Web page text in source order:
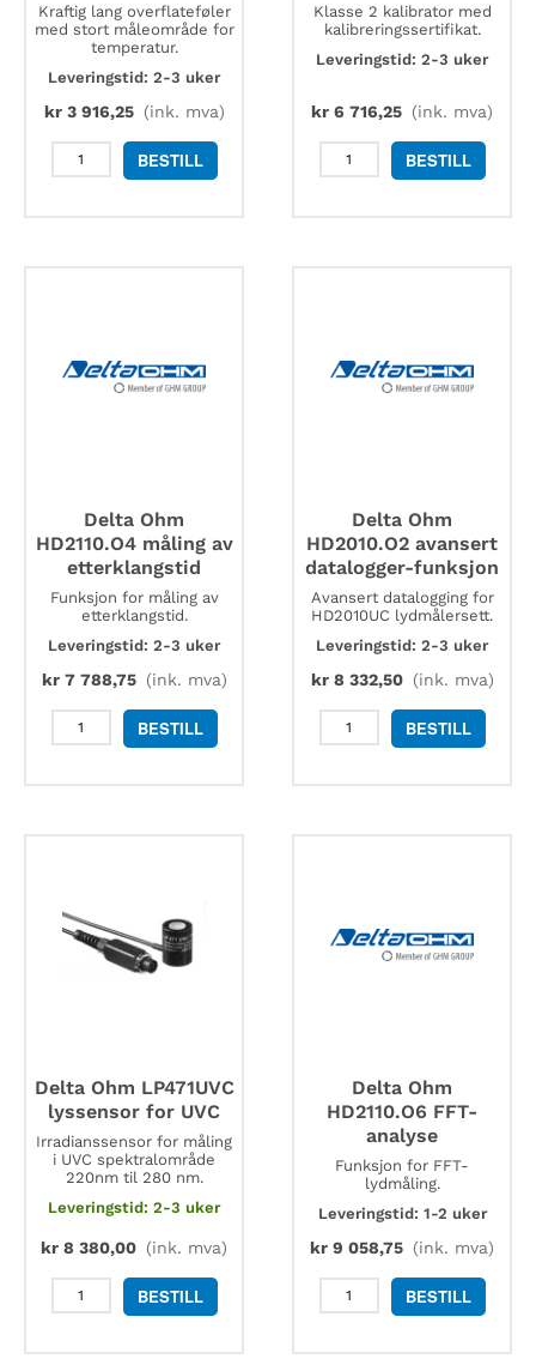
Kraftig lang overflateføler
med stort måleområde for
temperatur.
Leveringstid: 2-3 uker
kr3 916,25 (ink. mva)
Delta
OHM
BESTILL
Klasse 2 kalibrator med
kalibreringssertifikat.
Leveringstid: 2-3 uker
kr 6 716,25 (ink. mva)
Delta
Ohm
BESTILL
Delta Ohm
HD2110.O4 måling av
etterklangstid
Funksjon for måling av
etterklangstid.
Leveringstid: 2-3 uker
kr7 788,75 (ink. mva)
Delta
Ohm
BESTILL
Delta Ohm
HD2010.O2 avansert
datalogger-funksjon
Avansert datalogging for
HD2010UC lydmålersett.
Leveringstid: 2-3 uker
kr8 332,50 (ink. mva)
Delta
Ohm
BESTILL
Delta Ohm LP471UVC
lyssensor for UVC
Irradianssensor for måling
i UVC spektralområde
220nm til 280 nm.
Leveringstid: 2-3 uker
kr 8 380,00 (ink. mva)
Delta
Ohm
BESTILL
Delta Ohm
HD2110.O6 FFT-
analyse
Funksjon for FFT-
lydmåling.
Leveringstid: 1-2 uker
kr 9 058,75 (ink. mva)
Delta
Ohm
BESTILL